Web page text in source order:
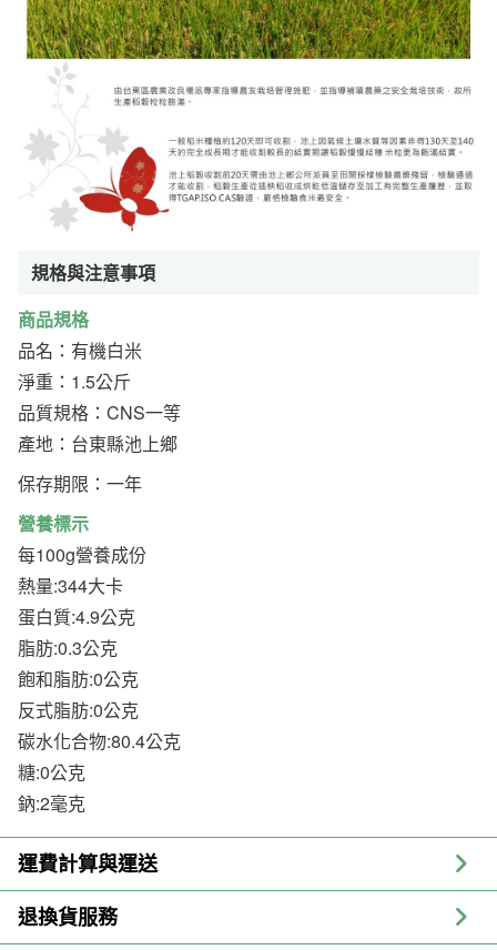
規格與注意事項
商品規格
品名：有機白米
淨重：1.5公斤
品質規格：CNS一等
產地：台東縣池上鄉
保存期限：一年
營養標示
每100g營養成份
熱量:344大卡
蛋白質:4.9公克
脂肪:0.3公克
飽和脂肪:0公克
反式脂肪:0公克
碳水化合物:80.4公克
糖:0公克
鈉:2毫克
運費計算與運送
退換貨服務